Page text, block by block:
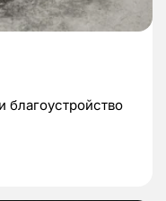
благоустройство